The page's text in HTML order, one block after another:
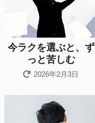
今ラクを選ぶと、ず
っと苦しむ
2026年2月3日